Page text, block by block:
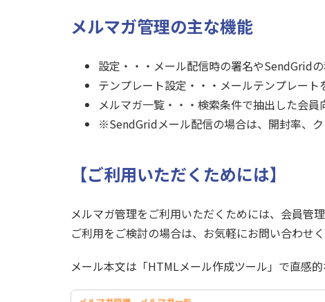
メルマガ管理の主な機能
設定・・・メール配信時の署名やSendGrid
テンプレート設定・・・メールテンプレート
メルマガ一覧・・・検索条件で抽出した会員
※SendGridメール配信の場合は、開封率、ク
【ご利用いただくためには】
メルマガ管理をご利用いただくためには、会員管
ご利用をご検討の場合は、お気軽にお問い合わせく
メール本文は「HTMLメール作成ツール」で直感